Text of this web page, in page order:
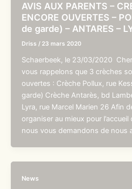
AVIS AUX PARENTS –
ENCORE OUVERTES –
de garde) – ANTARES –
Driss / 23 mars 2020
Schaerbeek, le 23/03/2020
vous rappelons que 3 crèches
ouvertes : Crèche Pollux, rue
garde) Crèche Antarès, bd
Lyra, rue Marcel Marien 26 Afin
organiser au mieux pour
nous vous demandons de nous
News